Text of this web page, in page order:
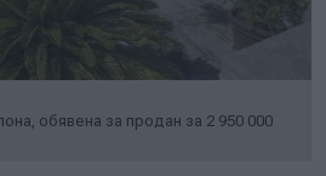
обявена за продан за 2 950 000